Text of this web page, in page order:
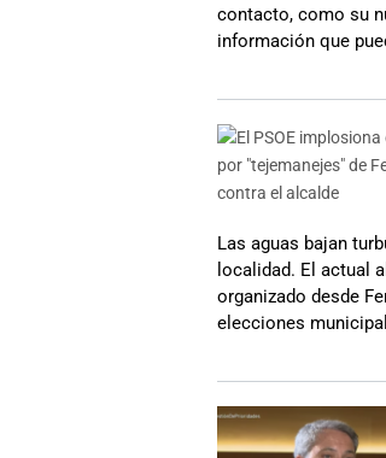
contacto, como su
información que
Las aguas bajan
localidad. El actual
organizado desde
elecciones